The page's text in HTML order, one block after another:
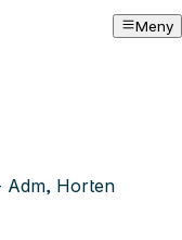
Meny
Adm, Horten